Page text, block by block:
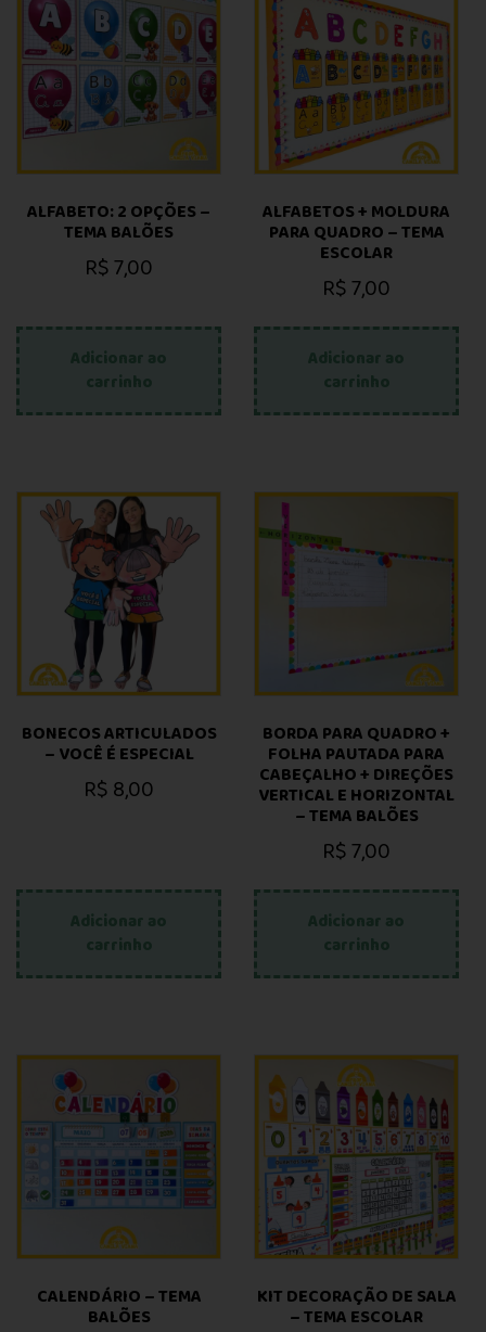
ALFABETO: 2 OPÇÕES –
TEMA BALÕES
R$7,00
Adicionar ao
carrinho
ALFABETOS + MOLDURA
PARA QUADRO – TEMA
ESCOLAR
R$7,00
Adicionar ao
carrinho
BONECOS ARTICULADOS
– VOCÊ É ESPECIAL
R$8,00
Adicionar ao
carrinho
BORDA PARA QUADRO +
FOLHA PAUTADA PARA
CABEÇALHO + DIREÇÕES
VERTICAL E HORIZONTAL
– TEMA BALÕES
R$7,00
Adicionar ao
carrinho
CALENDÁRIO – TEMA
BALÕES
KIT DECORAÇÃO DE SALA
– TEMA ESCOLAR